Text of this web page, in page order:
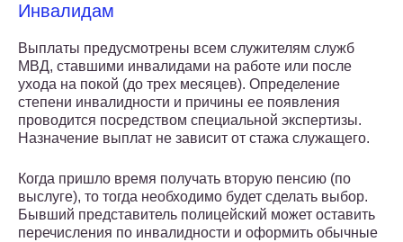
Инвалидам
Выплаты предусмотрены всем служителям служб
МВД, ставшими инвалидами на работе или после
ухода на покой (до трех месяцев). Определение
степени инвалидности и причины ее появления
проводится посредством специальной экспертизы.
Назначение выплат не зависит от стажа служащего.
Когда пришло время получать вторую пенсию (по
выслуге), то тогда необходимо будет сделать выбор.
Бывший представитель полицейский может оставить
перечисления по инвалидности и оформить обычные